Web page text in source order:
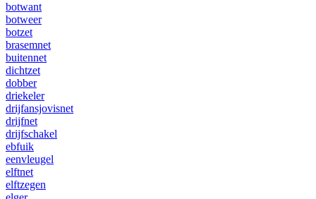
botwant
botweer
botzet
brasemnet
buitennet
dichtzet
dobber
driekeler
drijfansjovisnet
drijfnet
drijfschakel
ebfuik
eenvleugel
elftnet
elftzegen